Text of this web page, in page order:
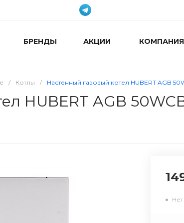
БРЕНДЫ АКЦИИ КОМПАНИЯ
/ Котлы / Настенный газовый котел HUBERT AGB
HUBERT AGB